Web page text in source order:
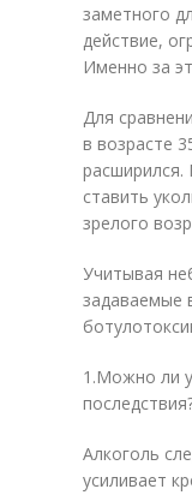
заметного
действие,
Именно за
Для
в возрасте
ставить
зрелого
Учитывая
задаваемые
1.Можно ли
Алкоголь
усиливает